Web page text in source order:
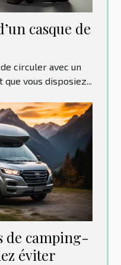
casque de
circuler avec un
vous disposiez...
de camping-
éviter